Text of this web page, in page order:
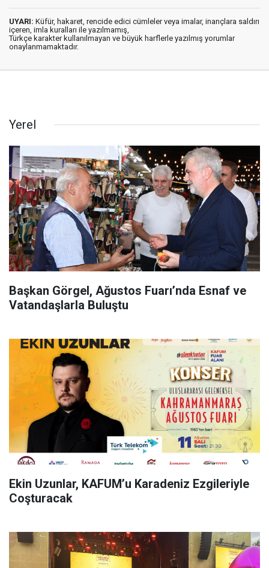
UYARI: Küfür, hakaret, rencide edici cümleler veya imalar, inançlara saldırı
içeren, imla kuralları ile yazılmamış,
Türkçe karakter kullanılmayan ve büyük harflerle yazılmış yorumlar
onaylanmamaktadır.
Yerel
Başkan Görgel, Ağustos Fuarı’nda Esnaf ve
Vatandaşlarla Buluştu
Ekin Uzunlar, KAFUM’u Karadeniz Ezgileriyle
Coşturacak